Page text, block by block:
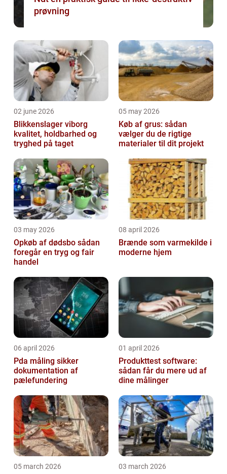
prøvning
02 june 2026
Blikkenslager viborg
kvalitet, holdbarhed og
tryghed på taget
05 may 2026
Køb af grus: sådan
vælger du de rigtige
materialer til dit projekt
03 may 2026
Opkøb af dødsbo sådan
foregår en tryg og fair
handel
08 april 2026
Brænde som varmekilde i
moderne hjem
06 april 2026
Pda måling sikker
dokumentation af
pælefundering
01 april 2026
Produkttest software:
sådan får du mere ud af
dine målinger
05 march 2026 03 march 2026